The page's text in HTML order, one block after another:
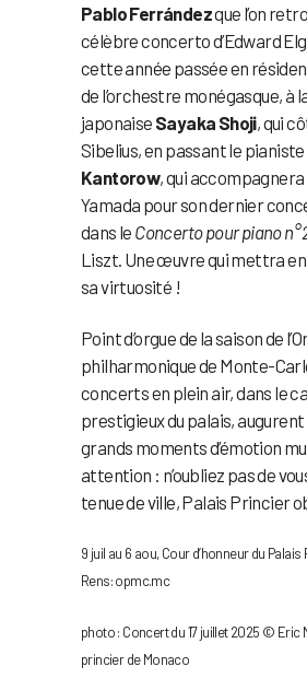
Pablo Ferrándezque l’on
célèbre concerto d’Edward
cette année passée en
de l’orchestre monégasque, à
japonaise Sayaka Shoji, qui
Sibelius, en passant le pianiste
Kantorow, qui
Yamada pour son dernier
dans le Concerto pour piano n°
Liszt. Une œuvre qui mettra
sa virtuosité !
Point d’orgue de la saison de
philharmonique de Monte-
concerts en plein air, dans le
prestigieux du palais,
grands moments d’émotion
attention : n’oubliez pas de
tenue de ville, Palais Princier
9 juil au 6 aou, Cour d’honneur du
Rens: opmc.mc
photo : Concert du 17 juillet 2025 © Eric
princier de Monaco